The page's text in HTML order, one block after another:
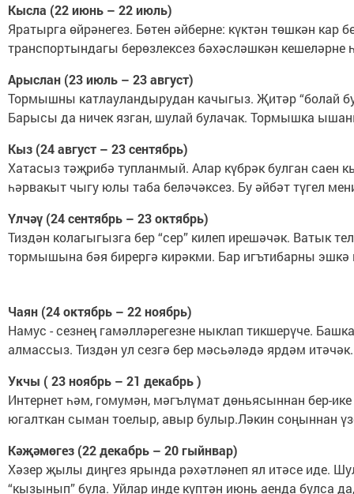
Кысла (22 июнь – 22 июль)
Яратырга өйрәнегез. Бөтен әйберне: күктән төшкән
транспортындагы берөзлексез бәхәсләшкән кешеләрне
Арыслан (23 июль – 23 август)
Тормышны катлауландырудан качыгыз. Җитәр “болай
Барысы да ничек язган, шулай булачак. Тормышка
Кыз (24 август – 23 сентябрь)
Хатасыз тәҗрибә тупланмый. Алар күбрәк булган саен
һәрвакыт чыгу юлы таба беләчәксез. Бу әйбәт түгел
Үлчәү (24 сентябрь – 23 октябрь)
Тиздән колагыгызга бер “сер” килеп ирешәчәк. Ватык
тормышына бәя бирергә кирәкми. Бар игътибарны эшкә
Чаян (24 октябрь – 22 ноябрь)
Намус - сезнең гамәлләрегезне ныклап тикшерүче.
алмассыз. Тиздән ул сезгә бер мәсьәләдә ярдәм итәчәк.
Укчы ( 23 ноябрь – 21 декабрь )
Интернет һәм, гомумән, мәгълүмат дөньясыннан бер-
югалткан сыман тоелыр, авыр булыр.Ләкин соңыннан
Кәҗәмөгез (22 декабрь – 20 гыйнвар)
Хәзер җылы диңгез ярында рәхәтләнеп ял итәсе иде.
“кызынып” була. Уйлар инде күптән июнь аенда булса